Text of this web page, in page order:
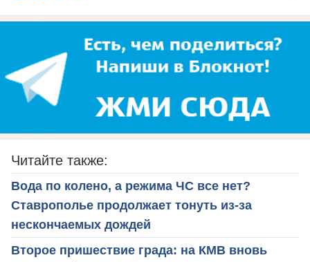
Читайте также:
Вода по колено, а режима ЧС все нет?
Ставрополье продолжает тонуть из-за
нескончаемых дождей
Второе пришествие града: на КМВ вновь